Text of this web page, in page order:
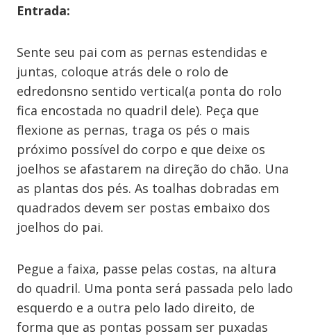
Entrada:
Sente seu pai com as pernas estendidas e
juntas, coloque atrás dele o rolo de
edredonsno sentido vertical(a ponta do rolo
fica encostada no quadril dele). Peça que
flexione as pernas, traga os pés o mais
próximo possível do corpo e que deixe os
joelhos se afastarem na direção do chão. Una
as plantas dos pés. As toalhas dobradas em
quadrados devem ser postas embaixo dos
joelhos do pai.
Pegue a faixa, passe pelas costas, na altura
do quadril. Uma ponta será passada pelo lado
esquerdo e a outra pelo lado direito, de
forma que as pontas possam ser puxadas